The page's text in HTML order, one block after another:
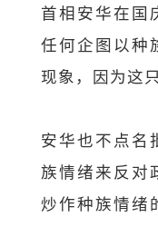
首相安华在国
任何企图以种
现象，因为这
安华也不点名
族情绪来反对
炒作种族情